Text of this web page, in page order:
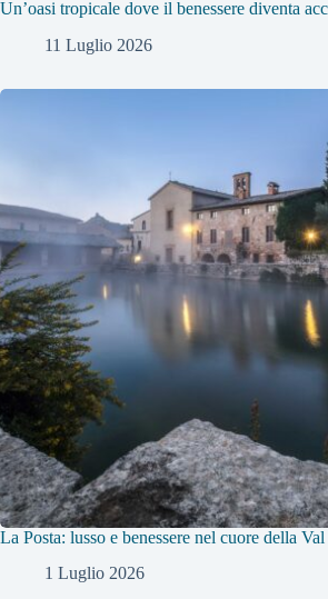
Un’oasi tropicale dove il benessere diventa
11 Luglio 2026
La Posta: lusso e benessere nel cuore della Val
1 Luglio 2026